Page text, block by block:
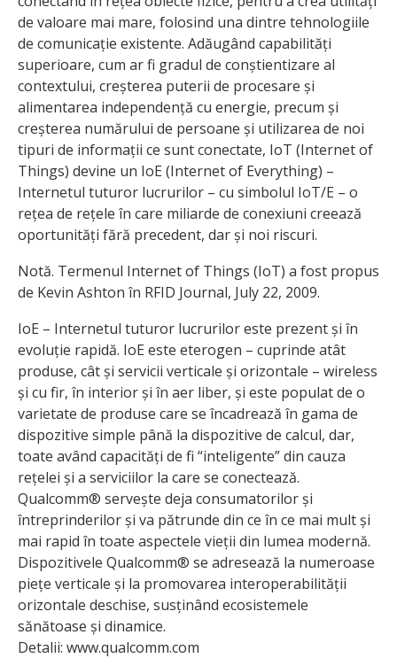
de valoare mai mare, folosind una dintre tehnologiile
de comunicație existente. Adăugând capabilități
superioare, cum ar fi gradul de conștientizare al
contextului, creșterea puterii de procesare și
alimentarea independență cu energie, precum și
creșterea numărului de persoane și utilizarea de noi
tipuri de informații ce sunt conectate, IoT (Internet of
Things) devine un IoE (Internet of Everything) –
Internetul tuturor lucrurilor – cu simbolul IoT/E – o
rețea de rețele în care miliarde de conexiuni creează
oportunități fără precedent, dar și noi riscuri.
Notă. Termenul Internet of Things (IoT) a fost propus
de Kevin Ashton în RFID Journal, July 22, 2009.
IoE – Internetul tuturor lucrurilor este prezent și în
evoluție rapidă. IoE este eterogen – cuprinde atât
produse, cât și servicii verticale și orizontale – wireless
și cu fir, în interior și în aer liber, și este populat de o
varietate de produse care se încadrează în gama de
dispozitive simple până la dispozitive de calcul, dar,
toate având capacități de fi “inteligente” din cauza
rețelei și a serviciilor la care se conectează.
Qualcomm® servește deja consumatorilor și
întreprinderilor și va pătrunde din ce în ce mai mult și
mai rapid în toate aspectele vieții din lumea modernă.
Dispozitivele Qualcomm® se adresează la numeroase
piețe verticale și la promovarea interoperabilității
orizontale deschise, susținând ecosistemele
sănătoase și dinamice.
Detalii: www.qualcomm.com